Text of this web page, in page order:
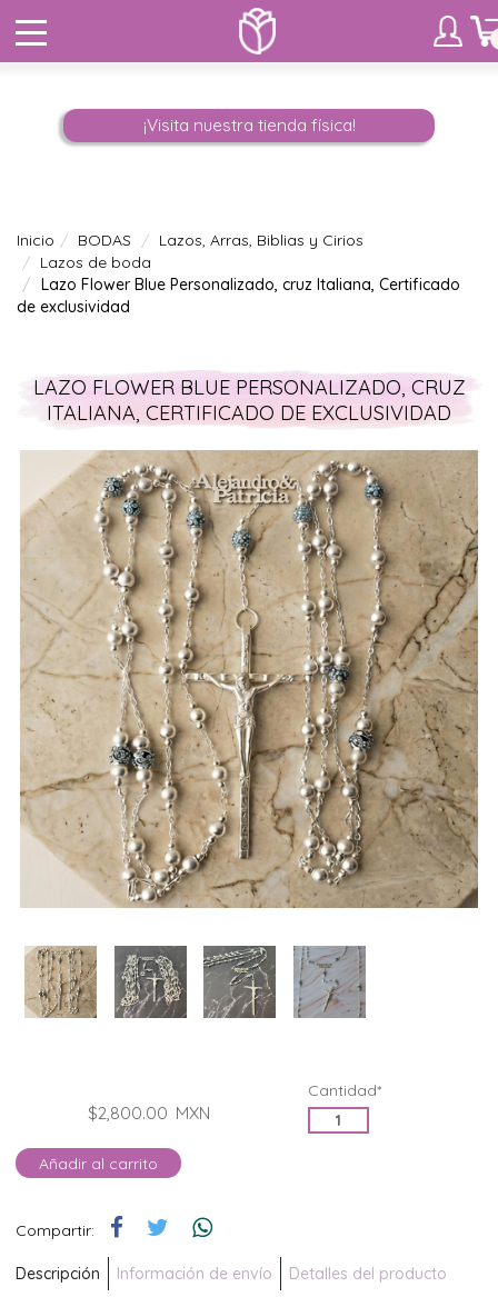
¡Visita nuestra tienda física!
Inicio BODAS
Lazos, Arras, Biblias y Cirios
Lazos de boda
Lazo Flower Blue Personalizado, cruz Italiana, Certificado
de exclusividad
LAZO FLOWER BLUE PERSONALIZADO, CRUZ
ITALIANA, CERTIFICADO DE EXCLUSIVIDAD
$2,800.00 MXN
Cantidad*
Añadir al carrito
Compartir:
Descripción Información de envío Detalles del producto